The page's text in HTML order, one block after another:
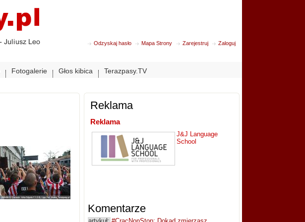
Odzyskaj hasło Mapa Strony Zarejestruj Zaloguj
Fotogalerie Głos kibica Terazpasy.TV
Reklama
Reklama
J&J Language
School
Komentarze